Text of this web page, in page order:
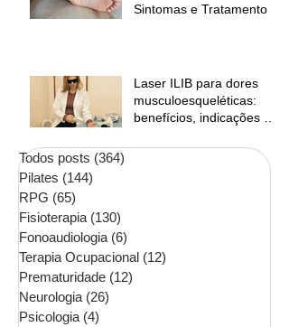
Sintomas e Tratamento
Laser ILIB para dores
musculoesqueléticas:
benefícios, indicações e
Todos posts (364)
Pilates (144)
RPG (65)
Fisioterapia (130)
Fonoaudiologia (6)
Terapia Ocupacional (12)
Prematuridade (12)
Neurologia (26)
Psicologia (4)